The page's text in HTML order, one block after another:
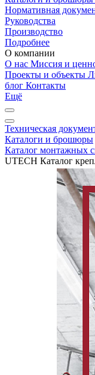
Нормативная
Руководства
Производство
Подробнее
О компании
О нас Миссия и
Проекты и объекты
блог Контакты
Ещё
Техническая
Каталоги и брошюры
Каталог монтажных
UTECH Каталог